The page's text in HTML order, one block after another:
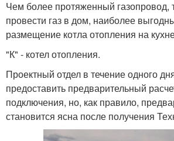
Чем более протяженный газопровод,
провести газ в дом, наиболее
размещение котла отопления на
"К" - котел отопления.
Проектный отдел в течение одного
предоставить предварительный
подключения, но, как правило,
становится ясна после получения